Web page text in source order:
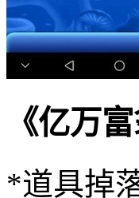
《亿万
*道具掉